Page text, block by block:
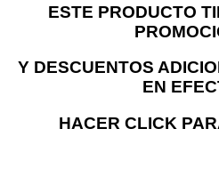
ESTE PRODUCTO
Y DESCUENTOS
EN
HACER CLICK